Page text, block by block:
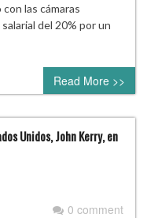
las cámaras
del 20% por un
Read More >>
Unidos, John Kerry, en
0 comment